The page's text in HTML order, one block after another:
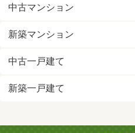
中古マンション
新築マンション
中古一戸建て
新築一戸建て